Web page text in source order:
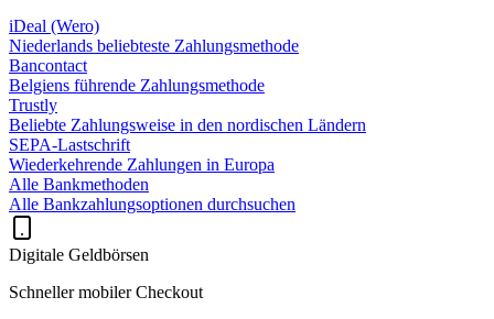
iDeal (Wero)
Niederlands beliebteste Zahlungsmethode
Bancontact
Belgiens führende Zahlungsmethode
Trustly
Beliebte Zahlungsweise in den nordischen Ländern
SEPA-Lastschrift
Wiederkehrende Zahlungen in Europa
Alle Bankmethoden
Alle Bankzahlungsoptionen durchsuchen
Digitale Geldbörsen
Schneller mobiler Checkout